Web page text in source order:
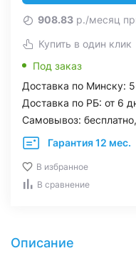
908.83 р./месяц
Купить в один клик
Под заказ
Доставка по Минску:
Доставка по РБ: от 6
Самовывоз: бесплатно,
Гарантия 12 мес.
В избранное
В сравнение
Описание